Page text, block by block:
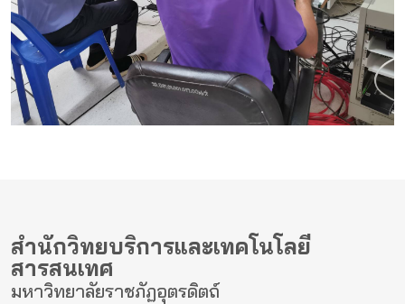
สำนักวิทยบริการและเทคโนโลยี
สารสนเทศ
มหาวิทยาลัยราชภัฏอุตรดิตถ์